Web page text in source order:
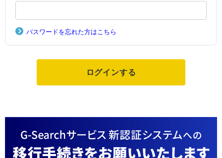
パスワードを忘れた方はこちら